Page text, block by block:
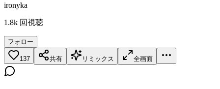
ironyka
1.8k 回視聴
フォロー
137 共有 リミックス 全画面